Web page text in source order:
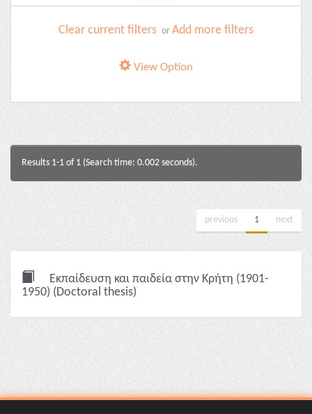
Clear current filters or Add more filters
View Option
Results 1-1 of 1 (Search time: 0.002 seconds).
previous 1 next
Εκπαίδευση και παιδεία στην Κρήτη (1901-
1950) (Doctoral thesis)